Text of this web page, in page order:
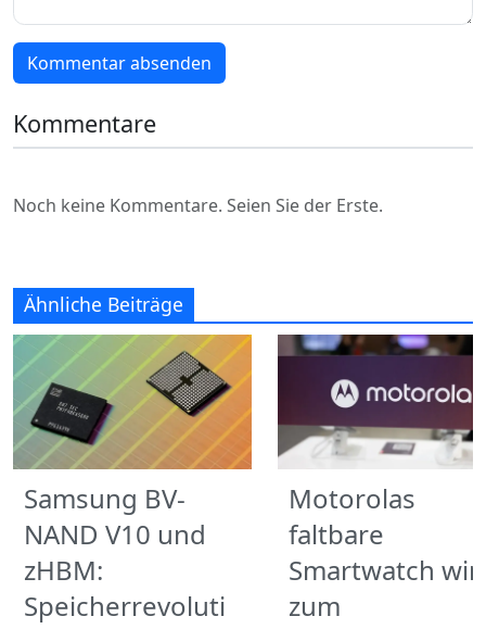
Kommentar absenden
Kommentare
Noch keine Kommentare. Seien Sie der Erste.
Ähnliche Beiträge
Samsung BV-
NAND V10 und
zHBM:
Speicherrevoluti
Motorolas
faltbare
Smartwatch
zum